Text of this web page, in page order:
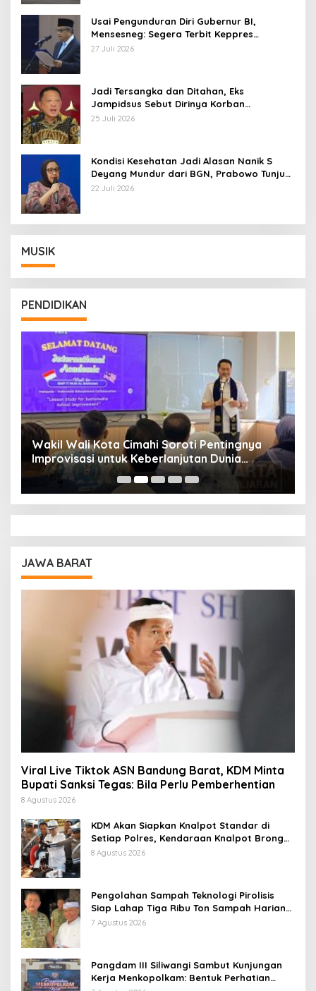
Usai Pengunduran Diri Gubernur BI,
Mensesneg: Segera Terbit Keppres
Pemberhentian dengan Hormat
27 Juli 2026
Jadi Tersangka dan Ditahan, Eks
Jampidsus Sebut Dirinya Korban
Kriminalisasi
25 Juli 2026
Kondisi Kesehatan Jadi Alasan Nanik S
Deyang Mundur dari BGN, Prabowo Tunjuk
Wamentan Sudaryono
22 Juli 2026
MUSIK
PENDIDIKAN
Wakil Wali Kota Cimahi Soroti Pentingnya
Improvisasi untuk Keberlanjutan Dunia
Pendidikan
JAWA BARAT
Viral Live Tiktok ASN Bandung Barat, KDM Minta
Bupati Sanksi Tegas: Bila Perlu Pemberhentian
8 Agustus 2026
KDM Akan Siapkan Knalpot Standar di
Setiap Polres, Kendaraan Knalpot Brong
Tertangkap Langsung Ganti
8 Agustus 2026
Pengolahan Sampah Teknologi Pirolisis
Siap Lahap Tiga Ribu Ton Sampah Harian
Jawa Barat
7 Agustus 2026
Pangdam III Siliwangi Sambut Kunjungan
Kerja Menkopolkam: Bentuk Perhatian